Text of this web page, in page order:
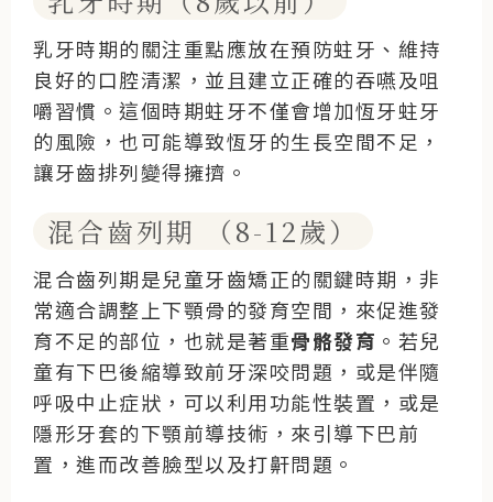
乳牙時期的關注重點應放在預防蛀牙、維持
良好的口腔清潔，並且建立正確的吞嚥及咀
嚼習慣。這個時期蛀牙不僅會增加恆牙蛀牙
的風險，也可能導致恆牙的生長空間不足，
讓牙齒排列變得擁擠。
混合齒列期 （8-12歲）
混合齒列期是兒童牙齒矯正的關鍵時期，非
常適合調整上下顎骨的發育空間，來促進發
育不足的部位，也就是著重骨骼發育 。若兒
童有下巴後縮導致前牙深咬問題，或是伴隨
呼吸中止症狀，可以利用功能性裝置，或是
隱形牙套的下顎前導技術，來引導下巴前
置，進而改善臉型以及打鼾問題。